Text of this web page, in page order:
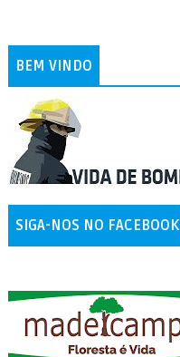
BEM VINDO
SIGA-NOS NO FACEBOOK